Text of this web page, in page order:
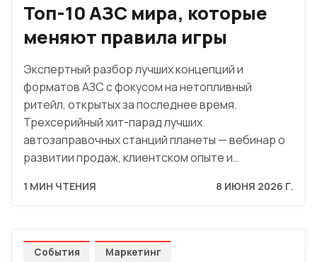
Топ-10 АЗС мира, которые
меняют правила игры
Экспертный разбор лучших концепций и
форматов АЗС с фокусом на нетопливный
ритейл, открытых за последнее время.
Трехсерийный хит-парад лучших
автозаправочных станций планеты — вебинар о
развитии продаж, клиентском опыте и…
1 МИН ЧТЕНИЯ 8 ИЮНЯ 2026 Г.
События Маркетинг